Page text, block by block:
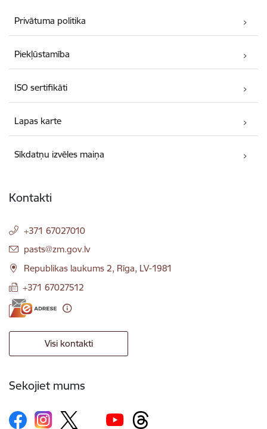
Privātuma politika
Piekļūstamība
ISO sertifikāti
Lapas karte
Sīkdatņu izvēles maiņa
Kontakti
+371 67027010
E-pasts:
pasts@zm.gov.lv
Republikas laukums 2, Rīga, LV-1981
+371 67027512
Visi kontakti
Sekojiet mums